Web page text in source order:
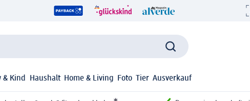
& Kind Haushalt Home & Living Foto Tier Ausverkauf